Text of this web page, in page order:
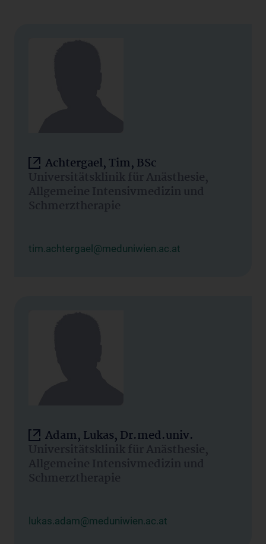
Achtergael, Tim, BSc
Universitätsklinik für Anästhesie,
Allgemeine Intensivmedizin und
Schmerztherapie
tim.achtergael@meduniwien.ac.at
Adam, Lukas, Dr.med.univ.
Universitätsklinik für Anästhesie,
Allgemeine Intensivmedizin und
Schmerztherapie
lukas.adam@meduniwien.ac.at